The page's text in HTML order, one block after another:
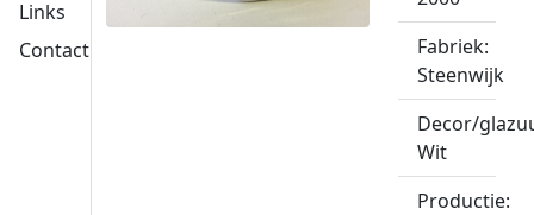
Links
Contact
Fabriek:
Steenwijk
Decor/
Wit
Productie: